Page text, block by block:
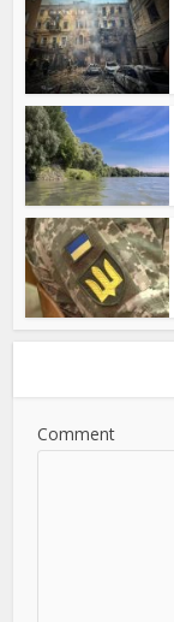
Comment